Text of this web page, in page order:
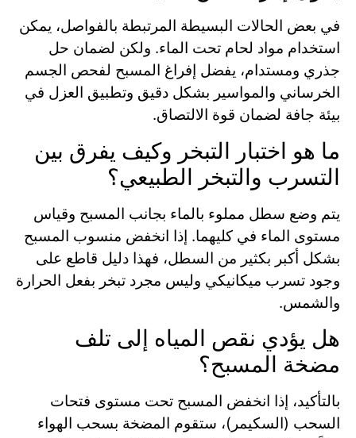
في بعض الحالات البسيطة المرتبطة بالفواصل، يمكن
استخدام مواد لحام تحت الماء. ولكن لضمان حل
جذري ومستدام، يفضل إفراغ المسبح لفحص الجسم
الخرساني والمواسير بشكل دقيق وتطبيق العزل في
بيئة جافة لضمان قوة الالتصاق.
ما هو اختبار التبخر وكيف يفرق بين
التسرب والتبخر الطبيعي؟
يتم وضع سطل مملوء بالماء بجانب المسبح وقياس
مستوى الماء في كليهما. إذا انخفض منسوب المسبح
بشكل أكبر بكثير من السطل، فهذا دليل قاطع على
وجود تسرب ميكانيكي وليس مجرد تبخر بفعل الحرارة
والشمس.
هل يؤدي نقص المياه إلى تلف
مضخة المسبح؟
بالتأكيد، إذا انخفض المسبح تحت مستوى فتحات
السحب (السكيمر)، ستقوم المضخة بسحب الهواء